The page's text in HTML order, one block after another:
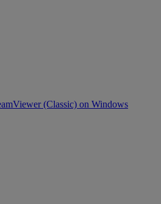
(Classic) on Windows